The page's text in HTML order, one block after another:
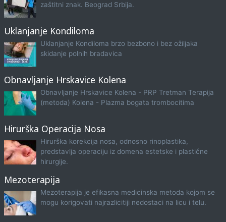
zaštitni znak. Beograd Srbija.
Uklanjanje Kondiloma
Uklanjanje Kondiloma brzo bezbono i bez ožiljaka
skidanje polnih bradavica
Obnavljanje Hrskavice Kolena
Obnavljanje Hrskavice Kolena - PRP Tretman Terapija
(metoda) Kolena - Plazma bogata trombocitima
Hirurška Operacija Nosa
Hirurška korekcija nosa, odnosno rinoplastika,
predstavlja operaciju iz domena estetske i plastične
hirurgije.
Mezoterapija
Mezoterapija je efikasna medicinska metoda kojom se
mogu korigovati najrazlicitiji nedostaci na licu i telu.